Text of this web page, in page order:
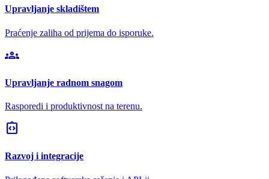
Upravljanje skladištem
Praćenje zaliha od prijema do isporuke.
groups
Upravljanje radnom snagom
Rasporedi i produktivnost na terenu.
integration_instructions
Razvoj i integracije